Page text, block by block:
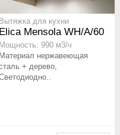
Вытяжка для кухни
Elica Mensola WH/A/60
Мощность: 990 м3/ч
Материал нержавеющая
+ дерево,